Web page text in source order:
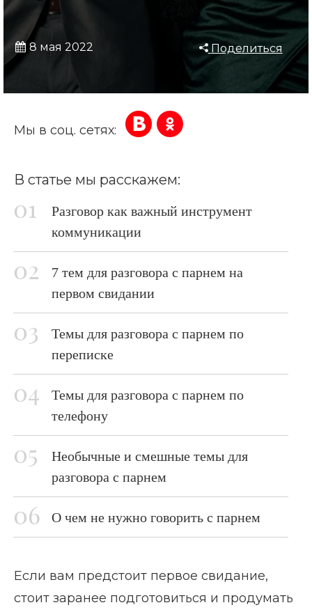
8 мая 2022 Поделиться
Мы в соц. сетях:
В статье мы расскажем:
Разговор как важный инструмент
коммуникации
7 тем для разговора с парнем на
первом свидании
Темы для разговора с парнем по
переписке
Темы для разговора с парнем по
телефону
Необычные и смешные темы для
разговора с парнем
О чем не нужно говорить с парнем
Если вам предстоит первое свидание,
стоит заранее подготовиться и продумать